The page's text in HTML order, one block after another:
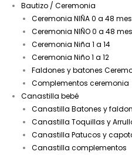
Bautizo / Ceremonia
Ceremonia NIÑA 0 a 48
Ceremonia NIÑO 0 a 48
Ceremonia Niña 1 a 14
Ceremonia Niño 1 a 12
Faldones y batones
Complementos ceremonia
Canastilla bebé
Canastilla Batones y
Canastilla Toquillas y
Canastilla Patucos y
Canastilla complementos